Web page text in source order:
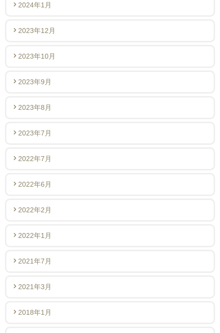
2024年1月
2023年12月
2023年10月
2023年9月
2023年8月
2023年7月
2022年7月
2022年6月
2022年2月
2022年1月
2021年7月
2021年3月
2018年1月